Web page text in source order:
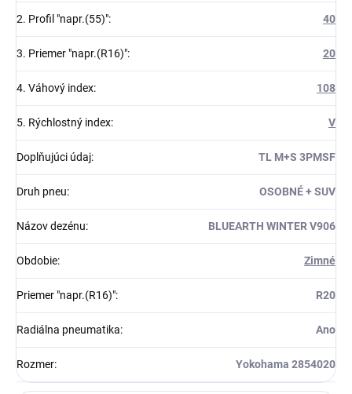
2. Profil "napr.(55)": 40
3. Priemer "napr.(R16)": 20
4. Váhový index: 108
5. Rýchlostný index: V
Doplňujúci údaj: TL M+S 3PMSF
Druh pneu: OSOBNÉ + SUV
Názov dezénu: BLUEARTH WINTER V906
Obdobie: Zimné
Priemer "napr.(R16)": R20
Radiálna pneumatika: Ano
Rozmer: Yokohama 2854020